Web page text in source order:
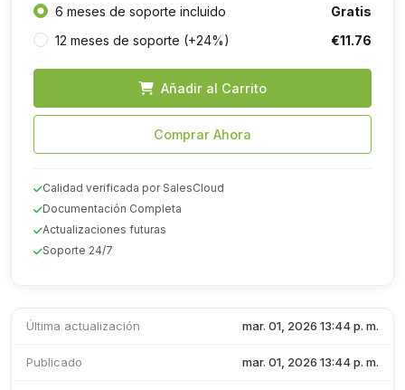
6 meses de soporte incluido
Gratis
12 meses de soporte (+24%)
€11.76
Añadir al Carrito
Comprar Ahora
Calidad verificada por SalesCloud
Documentación Completa
Actualizaciones futuras
Soporte 24/7
Última actualización mar. 01, 2026 13:44 p. m.
Publicado mar. 01, 2026 13:44 p. m.